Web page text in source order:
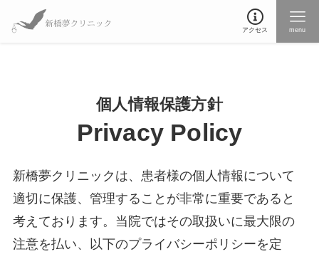
アクセス menu
個人情報保護方針
Privacy Policy
新橋夢クリニックは、患者様の個人情報について
適切に保護、管理することが非常に重要であると
考えております。当院ではその取扱いに最大限の
注意を払い、以下のプライバシーポリシーを定